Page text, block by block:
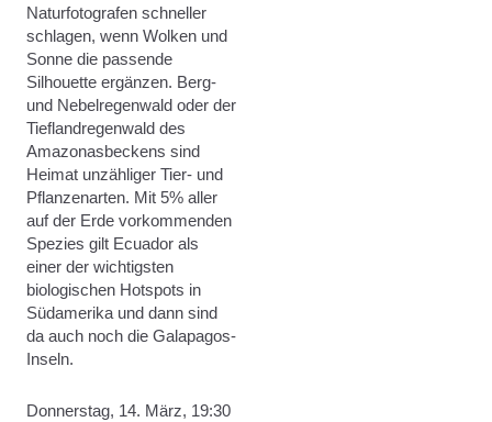
Naturfotografen schneller
schlagen, wenn Wolken und
Sonne die passende
Silhouette ergänzen. Berg-
und Nebelregenwald oder der
Tieflandregenwald des
Amazonasbeckens sind
Heimat unzähliger Tier- und
Pflanzenarten. Mit 5% aller
auf der Erde vorkommenden
Spezies gilt Ecuador als
einer der wichtigsten
biologischen Hotspots in
Südamerika und dann sind
da auch noch die Galapagos-
Inseln.
Donnerstag, 14. März, 19:30